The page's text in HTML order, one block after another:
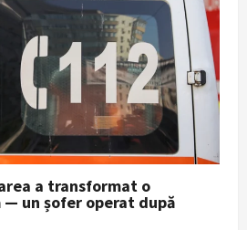
a transformat o
un șofer operat după